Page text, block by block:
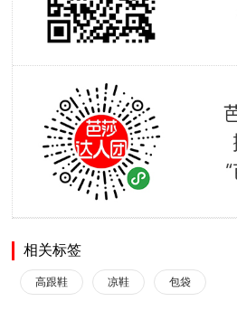
相关标签
高跟鞋 凉鞋 包袋